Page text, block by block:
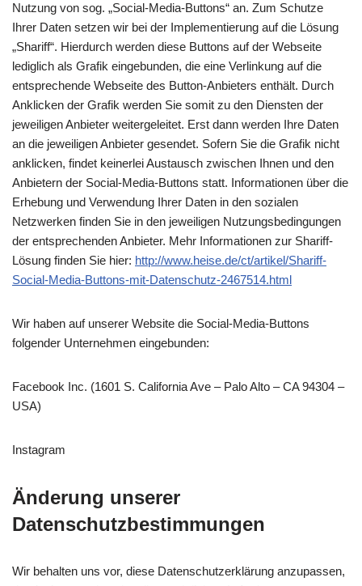
Nutzung von sog. „Social-Media-Buttons“ an. Zum Schutze
Ihrer Daten setzen wir bei der Implementierung auf die Lösung
„Shariff“. Hierdurch werden diese Buttons auf der Webseite
lediglich als Grafik eingebunden, die eine Verlinkung auf die
entsprechende Webseite des Button-Anbieters enthält. Durch
Anklicken der Grafik werden Sie somit zu den Diensten der
jeweiligen Anbieter weitergeleitet. Erst dann werden Ihre Daten
an die jeweiligen Anbieter gesendet. Sofern Sie die Grafik nicht
anklicken, findet keinerlei Austausch zwischen Ihnen und den
Anbietern der Social-Media-Buttons statt. Informationen über die
Erhebung und Verwendung Ihrer Daten in den sozialen
Netzwerken finden Sie in den jeweiligen Nutzungsbedingungen
der entsprechenden Anbieter. Mehr Informationen zur Shariff-
Lösung finden Sie hier: http://www.heise.de/ct/artikel/Shariff-
Social-Media-Buttons-mit-Datenschutz-2467514.html
Wir haben auf unserer Website die Social-Media-Buttons
folgender Unternehmen eingebunden:
Facebook Inc. (1601 S. California Ave – Palo Alto – CA 94304 –
USA)
Instagram
Änderung unserer
Datenschutzbestimmungen
Wir behalten uns vor, diese Datenschutzerklärung anzupassen,